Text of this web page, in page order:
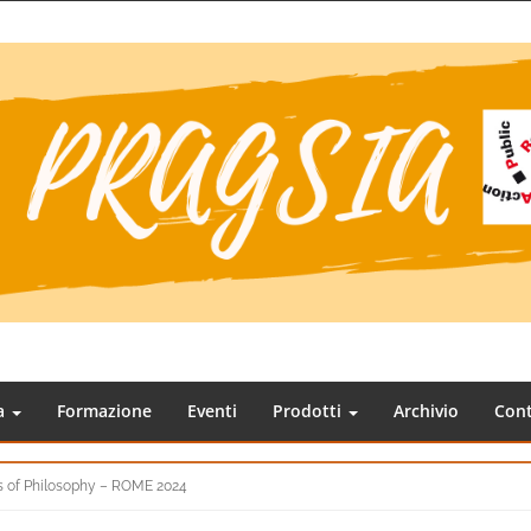
Formazione Eventi Prodotti Archivio
of Philosophy – ROME 2024